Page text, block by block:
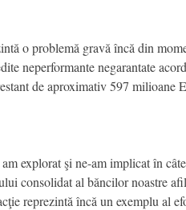
o problemă gravă încă din
neperformante negarantate
de aproximativ 597 milioane
explorat şi ne-am implicat în
consolidat al băncilor noastre
reprezintă încă un exemplu al